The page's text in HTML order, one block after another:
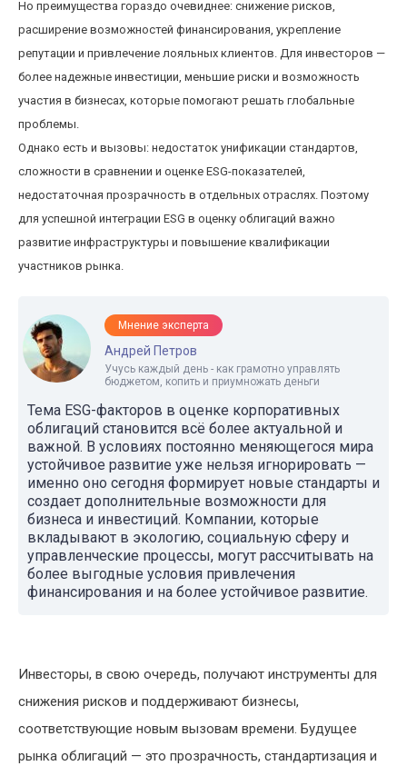
Но преимущества гораздо очевиднее: снижение рисков,
расширение возможностей финансирования, укрепление
репутации и привлечение лояльных клиентов. Для инвесторов —
более надежные инвестиции, меньшие риски и возможность
участия в бизнесах, которые помогают решать глобальные
проблемы.
Однако есть и вызовы: недостаток унификации стандартов,
сложности в сравнении и оценке ESG-показателей,
недостаточная прозрачность в отдельных отраслях. Поэтому
для успешной интеграции ESG в оценку облигаций важно
развитие инфраструктуры и повышение квалификации
участников рынка.
Мнение эксперта
Андрей Петров
Учусь каждый день - как грамотно управлять
бюджетом, копить и приумножать деньги
Тема ESG-факторов в оценке корпоративных
облигаций становится всё более актуальной и
важной. В условиях постоянно меняющегося мира
устойчивое развитие уже нельзя игнорировать —
именно оно сегодня формирует новые стандарты и
создает дополнительные возможности для
бизнеса и инвестиций. Компании, которые
вкладывают в экологию, социальную сферу и
управленческие процессы, могут рассчитывать на
более выгодные условия привлечения
финансирования и на более устойчивое развитие.
Инвесторы, в свою очередь, получают инструменты для
снижения рисков и поддерживают бизнесы,
соответствующие новым вызовам времени. Будущее
рынка облигаций — это прозрачность, стандартизация и